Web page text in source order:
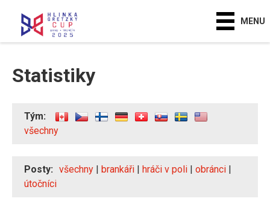
MENU
Statistiky
Tým:
všechny
Posty: všechny | brankáři | hráči v poli | obránci |
útočníci